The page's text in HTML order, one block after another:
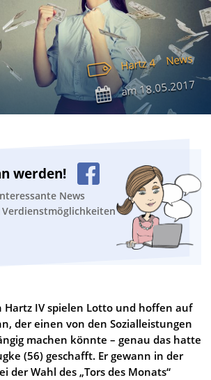
Hartz 4 News
am18.05.2017
werden!
News
Verdienstmöglichkeiten
Hartz IV spielen Lotto und hoffen auf
der einen von den Sozialleistungen
machen könnte – genau das hatte
(56) geschafft. Er gewann in der
der Wahl des „Tors des Monats“